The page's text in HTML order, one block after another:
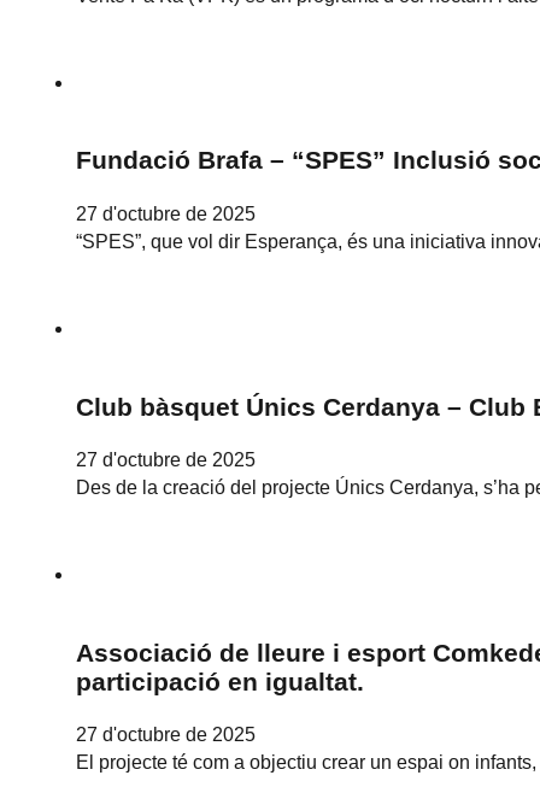
Fundació Brafa – “SPES” Inclusió
27 d'octubre de 2025
“SPES”, que vol dir Esperança, és una iniciativa
Club bàsquet Únics Cerdanya – Club
27 d'octubre de 2025
Des de la creació del projecte Únics Cerdanya, s’ha
Associació de lleure i esport
participació en igualtat.
27 d'octubre de 2025
El projecte té com a objectiu crear un espai on